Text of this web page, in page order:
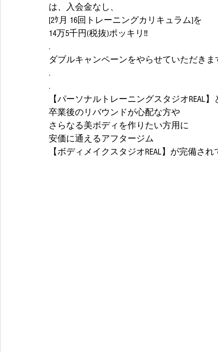
は、入会金なし、
[2ｹ月 16回トレーニングカリキュラム]を
14万5千円(税抜)ポッキリ‼
.
ダブルキャンペーンをやらせていただきます
.
.
【パーソナルトレーニングスタジオREAL
卒業後のリバウンドが心配な方や
さらなる美ボディを作りたい方用に
安価に通えるアフタージム
【ボディメイクスタジオREAL】が完備さ